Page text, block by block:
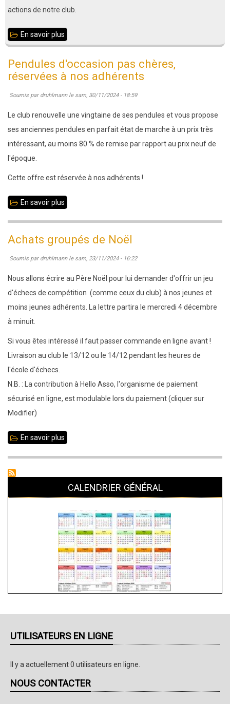
actions de notre club.
En savoir plus
Boutique
du
club
Pendules d'occasion pas chères,
réservées à nos adhérents
Soumis par druhlmannle sam, 30/11/2024 - 18:59
Le club renouvelle une vingtaine de ses pendules et vous propose
ses anciennes pendules en parfait état de marche à un prix très
intéressant, au moins 80 % de remise par rapport au prix neuf de
l'époque.
Cette offre est réservée à nos adhérents !
En savoir plus
pas
chères,
réservées
à
nos
Achats groupés de Noël
Soumis par druhlmannle sam, 23/11/2024 - 16:22
Nous allons écrire au Père Noël pour lui demander d'offrir un jeu
d'échecs de compétition (comme ceux du club) à nos jeunes et
moins jeunes adhérents. La lettre partira le mercredi 4 décembre
à minuit.
Si vous êtes intéressé il faut passer commande en ligne avant !
Livraison au club le 13/12 ou le 14/12 pendant les heures de
l'école d'échecs.
N.B. : La contribution à Hello Asso, l'organisme de paiement
sécurisé en ligne, est modulable lors du paiement (cliquer sur
Modifier)
En savoir plus
Noël
CALENDRIER GÉNÉRAL
UTILISATEURS EN LIGNE
Il y a actuellement 0 utilisateurs en ligne.
NOUS CONTACTER